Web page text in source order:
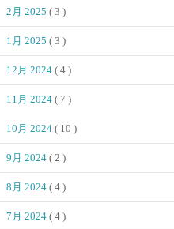
2月 2025 ( 3 )
1月 2025 ( 3 )
12月 2024 ( 4 )
11月 2024 ( 7 )
10月 2024 ( 10 )
9月 2024 ( 2 )
8月 2024 ( 4 )
7月 2024 ( 4 )